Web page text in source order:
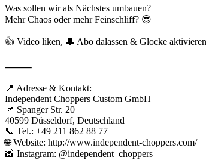
Was sollen wir als Nächstes umbauen?
Mehr Chaos oder mehr Feinschliff? 😎
👍 Video liken, 🔔 Abo dalassen & Glocke
⸻
📍 Adresse & Kontakt:
Independent Choppers Custom GmbH
📌 Spanger Str. 20
40599 Düsseldorf, Deutschland
📞 Tel.: +49 211 862 88 77
🌐 Website: http://www.independent-choppers.com/
📸 Instagram: @independent_choppers